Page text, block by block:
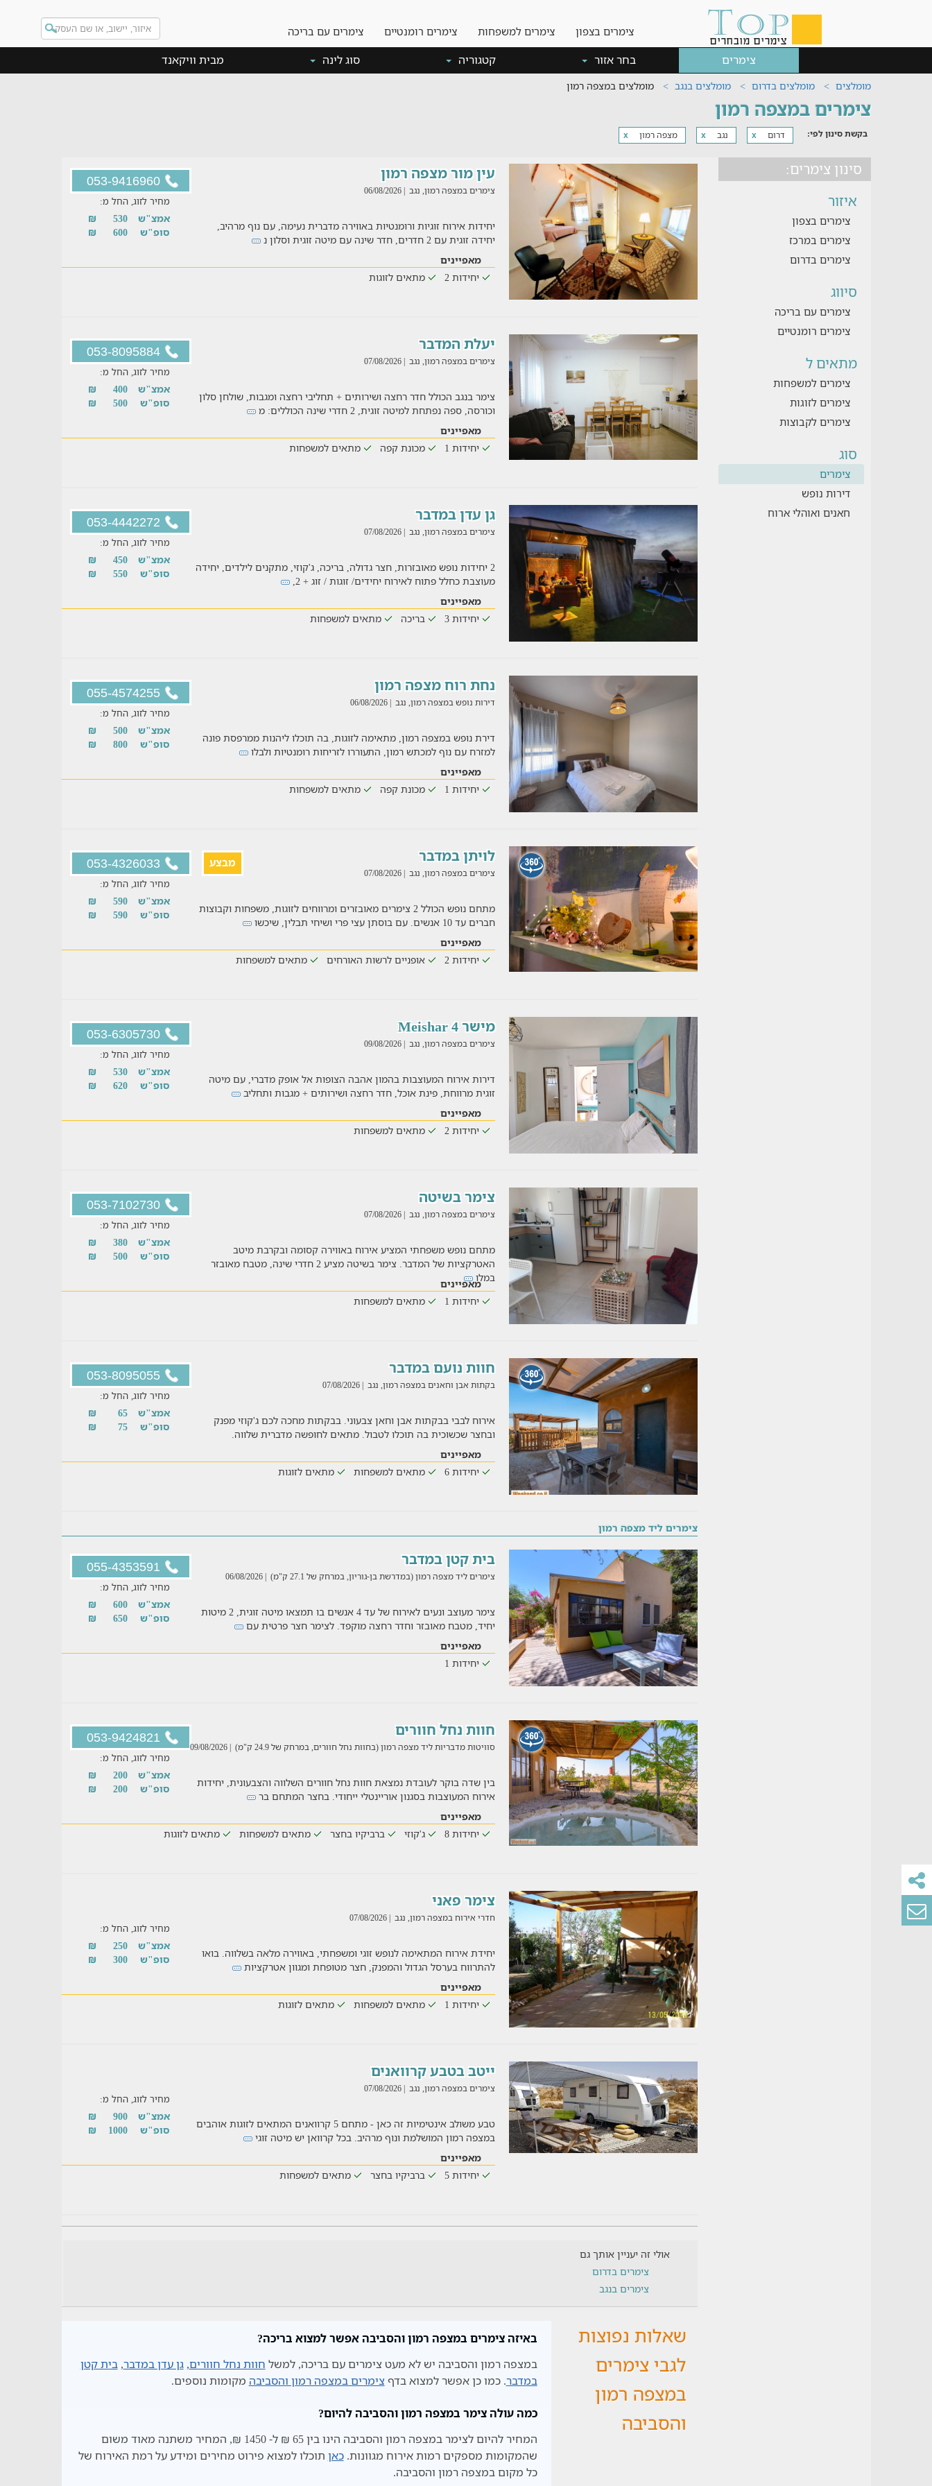
צימרים בצפון צימרים למשפחות צימרים רומנטיים צימרים עם בריכה
צימרים בחר אזור קטגוריה סוג לינה מבית וויקאנד
מומלצים מומלצים בדרום מומלצים בנגב מומלצים במצפה רמון
צימרים במצפה רמון
בקשת סינון לפי: x דרום x נגב x מצפה רמון
סינון צימרים:
איזור
צימרים בצפון
צימרים במרכז
צימרים בדרום
סיווג
צימרים עם בריכה
צימרים רומנטיים
מתאים ל
צימרים למשפחות
צימרים לזוגות
צימרים לקבוצות
סוג
צימרים
דירות נופש
חאנים ואוהלי ארוח
053-9416960 עין מור מצפה רמון
צימרים במצפה רמון, נגב | 06/08/2026
יחידות אירוח זוגיות ורומנטיות באווירה מדברית נעימה, עם נוף מרהיב,
יחידה זוגית עם 2 חדרים, חדר שינה עם מיטה זוגית וסלון נ
מחיר לזוג, החל מ:
אמצ"ש 530
₪
סופ"ש
600
₪
מאפיינים
יחידות 2
מתאים לזוגות
053-8095884 יעלת המדבר
צימרים במצפה רמון, נגב | 07/08/2026
צימר בנגב הכולל חדר רחצה ושירותים + תחליבי רחצה ומגבות, שולחן סלון
וכורסה, ספה נפתחת למיטה זוגית, 2 חדרי שינה הכוללים: מ
מחיר לזוג, החל מ:
אמצ"ש 400
₪
סופ"ש
500
₪
מאפיינים
יחידות 1
מכונת קפה מתאים למשפחות
053-4442272 גן עדן במדבר
צימרים במצפה רמון, נגב | 07/08/2026
2 יחידות נופש מאובזרות, חצר גדולה, בריכה, ג'קוזי, מתקנים לילדים, יחידה
מעוצבת כחלל פתוח לאירוח יחידים/ זוגות / זוג + 2,
מחיר לזוג, החל מ:
אמצ"ש 450
₪
סופ"ש
550
₪
מאפיינים
יחידות 3
בריכה מתאים למשפחות
055-4574255 נחת רוח מצפה רמון
דירות נופש במצפה רמון, נגב | 06/08/2026
דירת נופש במצפה רמון, מתאימה לזוגות, בה תוכלו ליהנות ממרפסת פונה
למזרח עם נוף למכתש רמון, התעוררו לזריחות רומנטיות ולבלו
מחיר לזוג, החל מ:
אמצ"ש 500
₪
סופ"ש
800
₪
מאפיינים
יחידות 1
מכונת קפה מתאים למשפחות
053-4326033 לויתן במדבר
צימרים במצפה רמון, נגב | 07/08/2026
מתחם נופש הכולל 2 צימרים מאובזרים ומרווחים לזוגות, משפחות וקבוצות
חברים עד 10 אנשים. עם בוסתן עצי פרי ושיחי תבלין, שיכשו
מבצע
מחיר לזוג, החל מ:
אמצ"ש 590
₪
סופ"ש
590
₪
מאפיינים
יחידות 2
אופניים לרשות האורחים מתאים למשפחות
053-6305730 מישר 4 Meishar
צימרים במצפה רמון, נגב | 09/08/2026
דירות אירוח המעוצבות בהמון אהבה הצופות אל אופק מדברי, עם מיטה
זוגית מרווחת, פינת אוכל, חדר רחצה ושירותים + מגבות ותחליב
מחיר לזוג, החל מ:
אמצ"ש 530
₪
סופ"ש
620
₪
מאפיינים
יחידות 2
מתאים למשפחות
053-7102730 צימר בשיטה
צימרים במצפה רמון, נגב | 07/08/2026
מתחם נופש משפחתי המציע אירוח באווירה קסומה ובקרבת מיטב
האטרקציות של המדבר. צימר בשיטה מציע 2 חדרי שינה, מטבח מאובזר
במלו
מחיר לזוג, החל מ:
אמצ"ש 380
₪
סופ"ש
500
₪
מאפיינים
יחידות 1
מתאים למשפחות
053-8095055 חוות נועם במדבר
בקתות אבן וחאנים במצפה רמון, נגב | 07/08/2026
אירוח לבבי בבקתות אבן וחאן צבעוני. בבקתות מחכה לכם ג'קוזי מפנק
ובחצר שכשוכית בה תוכלו לטבול. מתאים לחופשה מדברית שלווה.
מחיר לזוג, החל מ:
אמצ"ש 65
₪
סופ"ש
75
₪
מאפיינים
יחידות 6
מתאים למשפחות מתאים לזוגות
צימרים ליד מצפה רמון
055-4353591 בית קטן במדבר
צימרים ליד מצפה רמון (במדרשת בן-גוריון, במרחק של 27.1 ק"מ) | 06/08/2026
צימר מעוצב ונעים לאירוח של עד 4 אנשים בו תמצאו מיטה זוגית, 2 מיטות
יחיד, מטבח מאובזר וחדר רחצה מוקפד. לצימר חצר פרטית עם
מחיר לזוג, החל מ:
אמצ"ש 600
₪
סופ"ש
650
₪
מאפיינים
יחידות 1
053-9424821 חוות נחל חוורים
סוויטות מדבריות ליד מצפה רמון (בחוות נחל חוורים, במרחק של 24.9 ק"מ) | 09/08/2026
בין שדה בוקר לעובדת נמצאת חוות נחל חוורים השלווה והצבעונית, יחידות
אירוח המעוצבות בסגנון אוריינטלי ייחודי. בחצר המתחם בר
מחיר לזוג, החל מ:
אמצ"ש 200
₪
סופ"ש
200
₪
מאפיינים
יחידות 8
ג'קוזי ברביקיו בחצר מתאים למשפחות מתאים לזוגות
צימר פאני
חדרי אירוח במצפה רמון, נגב | 07/08/2026
יחידת אירוח המתאימה לנופש זוגי ומשפחתי, באווירה מלאה בשלווה. בואו
להתרווח בערסל הגדול והמפנק, חצר מטופחת ומגוון אטרקציות
מחיר לזוג, החל מ:
אמצ"ש 250
₪
סופ"ש
300
₪
מאפיינים
יחידות 1
מתאים למשפחות מתאים לזוגות
ייטב בטבע קרוואנים
צימרים במצפה רמון, נגב | 07/08/2026
טבע משולב אינטימיות זה כאן - מתחם 5 קרוואנים המתאים לזוגות אוהבים
במצפה רמון המושלמת ונוף מרהיב. בכל קרוואן יש מיטה זוגי
מחיר לזוג, החל מ:
אמצ"ש 900
₪
סופ"ש
1000
₪
מאפיינים
יחידות 5
ברביקיו בחצר מתאים למשפחות
אולי זה יעניין אותך גם
צימרים בדרום
צימרים בנגב
שאלות נפוצות
לגבי צימרים
במצפה רמון
והסביבה
באיזה צימרים במצפה רמון והסביבה אפשר למצוא בריכה?
במצפה רמון והסביבה יש לא מעט צימרים עם בריכה, למשל חוות נחל חוורים,גן עדן במדבר,בית קטן
במדבר. כמו כן אפשר למצוא בדף צימרים במצפה רמון והסביבה מקומות נוספים.
כמה עולה צימר במצפה רמון והסביבה להיום?
המחיר להיום לצימר במצפה רמון והסביבה הינו בין 65 ₪ ל- 1450 ₪, המחיר משתנה מאוד משום
שהמקומות מספקים רמות אירוח מגוונות.כאן תוכלו למצוא פירוט מחירים ומידע על רמת האירוח של
כל מקום במצפה רמון והסביבה.